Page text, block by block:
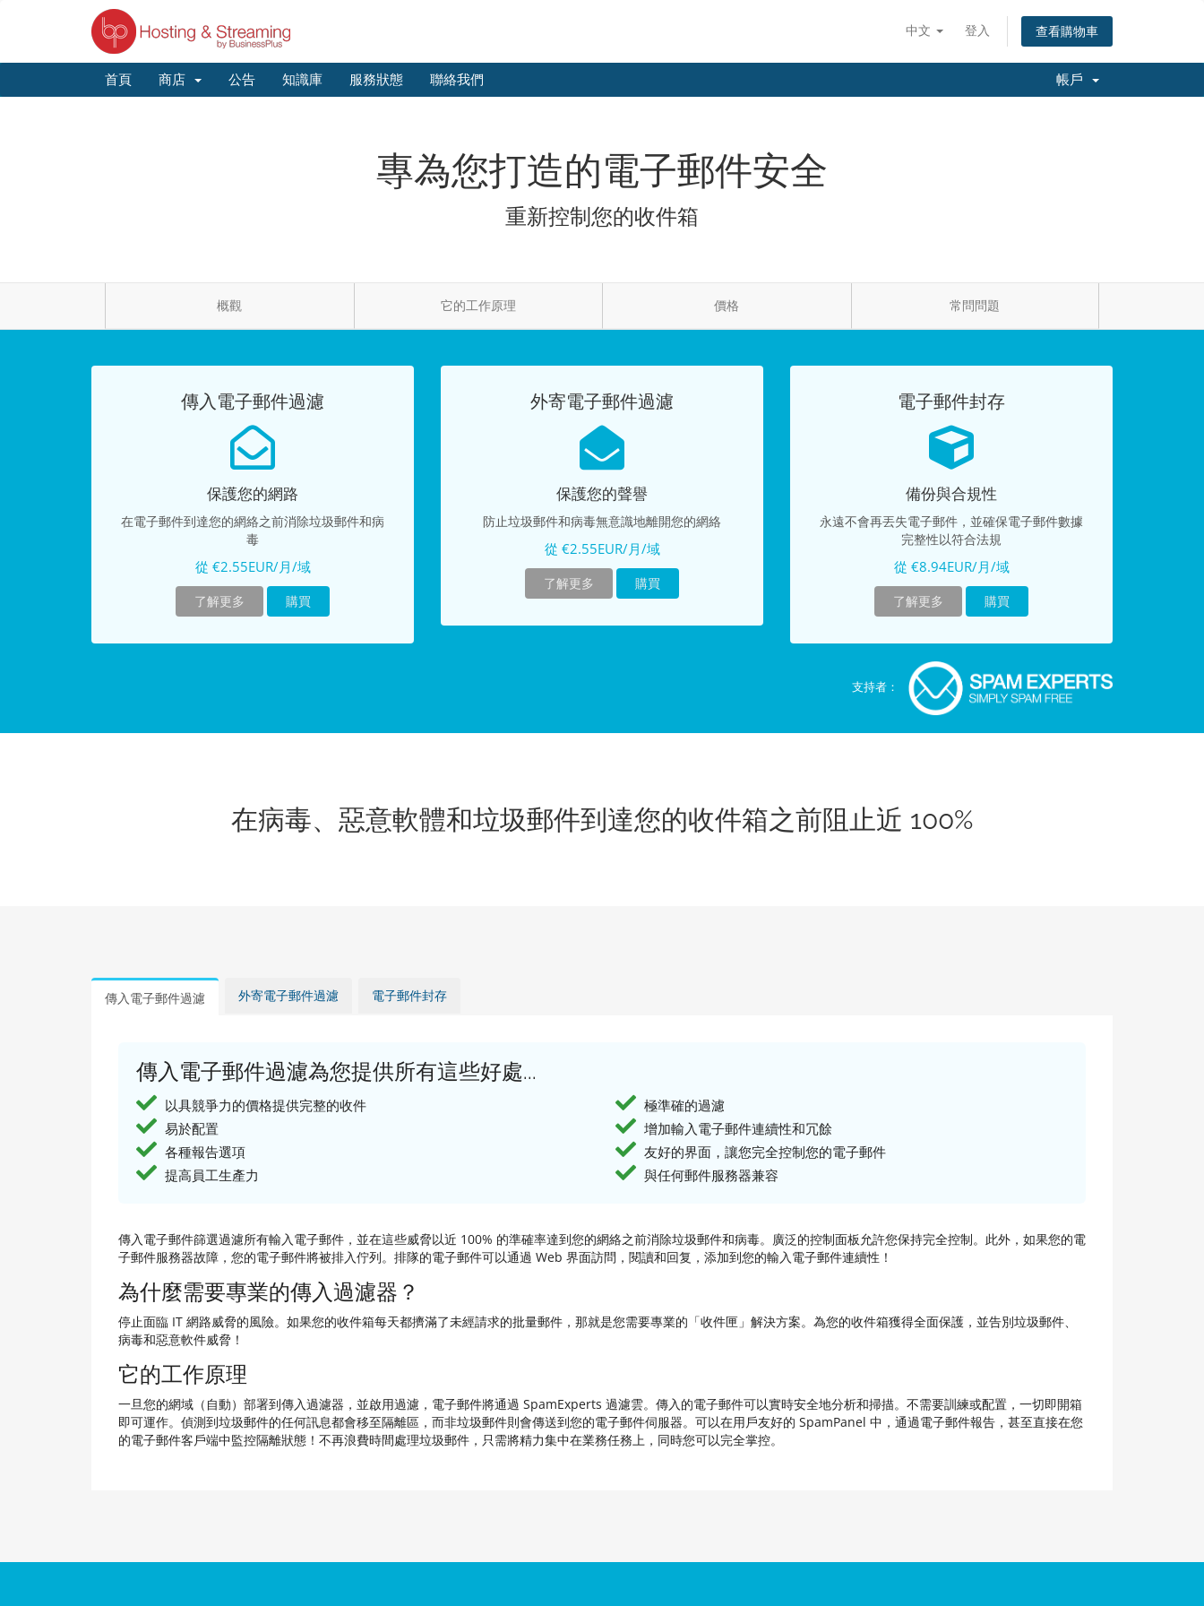
中文 登入 查看購物車
首頁 商店 公告 知識庫 服務狀態 聯絡我們 帳戶
專為您打造的電子郵件安全
重新控制您的收件箱
概觀 它的工作原理 價格 常問問題
傳入電子郵件過濾
保護您的網路
在電子郵件到達您的網絡之前消除垃圾郵件和病
毒
從 €2.55EUR/月/域
了解更多 購買
外寄電子郵件過濾
保護您的聲譽
防止垃圾郵件和病毒無意識地離開您的網絡
從 €2.55EUR/月/域
了解更多 購買
電子郵件封存
備份與合規性
永遠不會再丟失電子郵件，並確保電子郵件數據
完整性以符合法規
從 €8.94EUR/月/域
了解更多 購買
支持者：
在病毒、惡意軟體和垃圾郵件到達您的收件箱之前阻止近 100%
傳入電子郵件過濾 外寄電子郵件過濾 電子郵件封存
傳入電子郵件過濾為您提供所有這些好處...
以具競爭力的價格提供完整的收件
極準確的過濾
易於配置
增加輸入電子郵件連續性和冗餘
各種報告選項
友好的界面，讓您完全控制您的電子郵件
提高員工生產力
與任何郵件服務器兼容
傳入電子郵件篩選過濾所有輸入電子郵件，並在這些威脅以近 100% 的準確率達到您的網絡之前消除垃圾郵件和病毒。廣泛的控制面板允許您保持完全控制。此外，如果您的電
子郵件服務器故障，您的電子郵件將被排入佇列。排隊的電子郵件可以通過 Web 界面訪問，閱讀和回复，添加到您的輸入電子郵件連續性！
為什麼需要專業的傳入過濾器？
停止面臨 IT 網路威脅的風險。如果您的收件箱每天都擠滿了未經請求的批量郵件，那就是您需要專業的「收件匣」解決方案。為您的收件箱獲得全面保護，並告別垃圾郵件、
病毒和惡意軟件威脅！
它的工作原理
一旦您的網域（自動）部署到傳入過濾器，並啟用過濾，電子郵件將通過 SpamExperts 過濾雲。傳入的電子郵件可以實時安全地分析和掃描。不需要訓練或配置，一切即開箱
即可運作。偵測到垃圾郵件的任何訊息都會移至隔離區，而非垃圾郵件則會傳送到您的電子郵件伺服器。可以在用戶友好的 SpamPanel 中，通過電子郵件報告，甚至直接在您
的電子郵件客戶端中監控隔離狀態！不再浪費時間處理垃圾郵件，只需將精力集中在業務任務上，同時您可以完全掌控。